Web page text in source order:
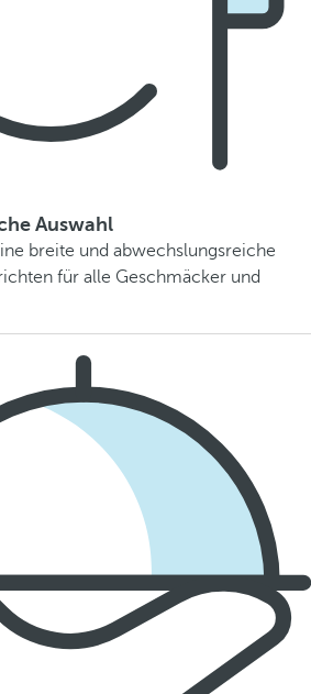
Auswahl
breite und abwechslungsreiche
für alle Geschmäcker und